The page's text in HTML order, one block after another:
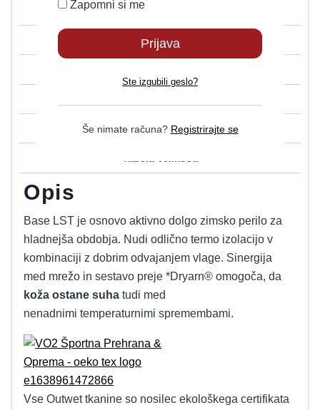
Proizvajalec
Uporaba
Navodila za Nego
Opis
Base LST je osnovo aktivno dolgo zimsko perilo za
hladnejša obdobja. Nudi odlično termo izolacijo v
kombinaciji z dobrim odvajanjem vlage. Sinergija
med mrežo in sestavo preje *Dryarn® omogoča, da
koža ostane suha tudi med
nenadnimi temperaturnimi spremembami.
Vse Outwet tkanine so nosilec ekološkega certifikata
Zapomni si me
Ste izgubili geslo?
Še nimate računa? Registrirajte se